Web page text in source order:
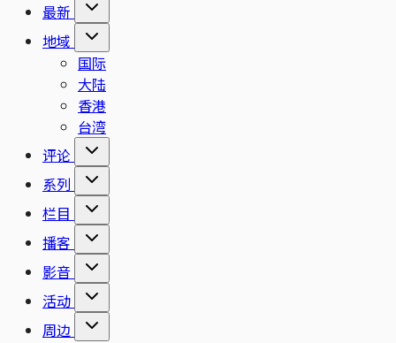
最新
地域
国际
大陆
香港
台湾
评论
系列
栏目
播客
影音
活动
周边